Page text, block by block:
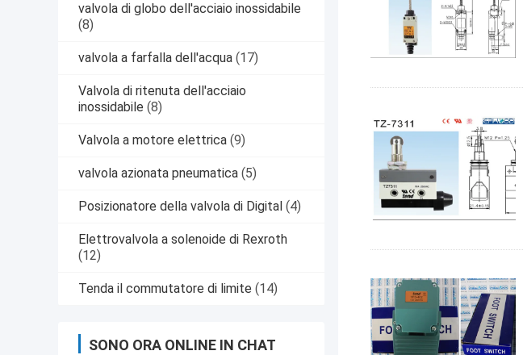
valvola di globo dell'acciaio inossidabile
(8)
valvola a farfalla dell'acqua (17)
Valvola di ritenuta dell'acciaio
inossidabile (8)
Valvola a motore elettrica (9)
valvola azionata pneumatica (5)
Posizionatore della valvola di Digital (4)
Elettrovalvola a solenoide di Rexroth
(12)
Tenda il commutatore di limite (14)
SONO ORA ONLINE IN CHAT